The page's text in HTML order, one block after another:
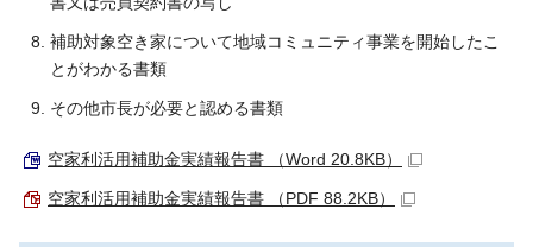
補助対象空き家について地域コミュニティ事業を開始したこ
とがわかる書類
その他市長が必要と認める書類
空家利活用補助金実績報告書 （Word 20.8KB）
空家利活用補助金実績報告書 （PDF 88.2KB）